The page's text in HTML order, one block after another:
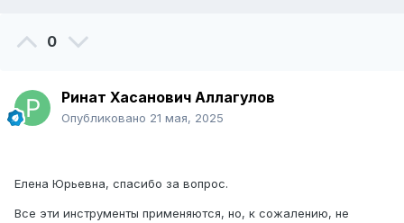
0
Ринат Хасанович Аллагулов
Опубликовано 21 мая, 2025
Елена Юрьевна, спасибо за вопрос.
Все эти инструменты применяются, но, к сожалению, не